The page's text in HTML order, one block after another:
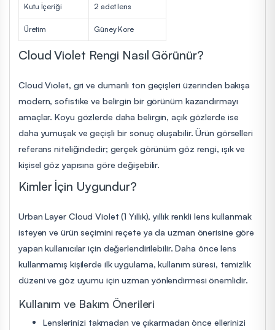
Kutu İçeriği 2 adet lens
Üretim Güney Kore
Cloud Violet Rengi Nasıl Görünür?
Cloud Violet, gri ve dumanlı ton geçişleri üzerinden bakışa
modern, sofistike ve belirgin bir görünüm kazandırmayı
amaçlar. Koyu gözlerde daha belirgin, açık gözlerde ise
daha yumuşak ve geçişli bir sonuç oluşabilir. Ürün görselleri
referans niteliğindedir; gerçek görünüm göz rengi, ışık ve
kişisel göz yapısına göre değişebilir.
Kimler İçin Uygundur?
Urban Layer Cloud Violet (1 Yıllık), yıllık renkli lens kullanmak
isteyen ve ürün seçimini reçete ya da uzman önerisine göre
yapan kullanıcılar için değerlendirilebilir. Daha önce lens
kullanmamış kişilerde ilk uygulama, kullanım süresi, temizlik
düzeni ve göz uyumu için uzman yönlendirmesi önemlidir.
Kullanım ve Bakım Önerileri
Lenslerinizi takmadan ve çıkarmadan önce ellerinizi